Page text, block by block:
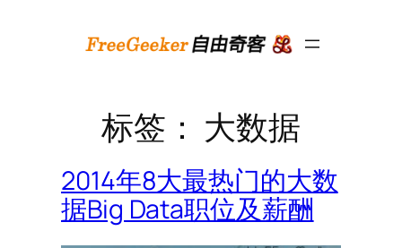
标签： 大数据
2014年8大最热门的大数
据Big Data职位及薪酬